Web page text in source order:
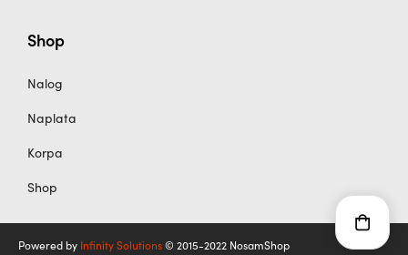
Shop
Nalog
Naplata
Korpa
Shop
Powered by Infinity Solutions© 2015-2022 NosamShop